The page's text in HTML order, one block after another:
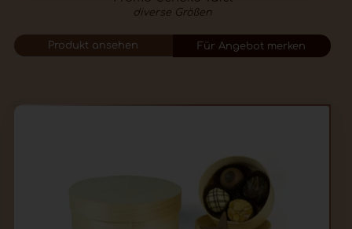
diverse Größen
Produkt ansehen Für Angebot merken